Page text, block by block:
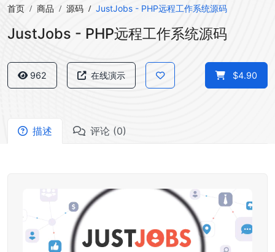
首页 商品 源码 JustJobs - PHP远程工作系统源码
JustJobs - PHP远程工作系统源码
962 在线演示 $4.90
描述 评论 (0)